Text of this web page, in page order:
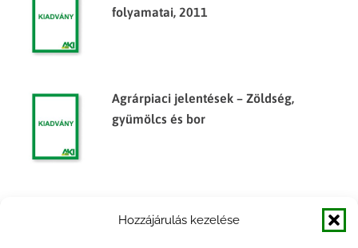
Hozzájárulás kezelése
folyamatai, 2011
Agrárpiaci jelentések – Zöldség,
gyümölcs és bor
gyümölcs és bor